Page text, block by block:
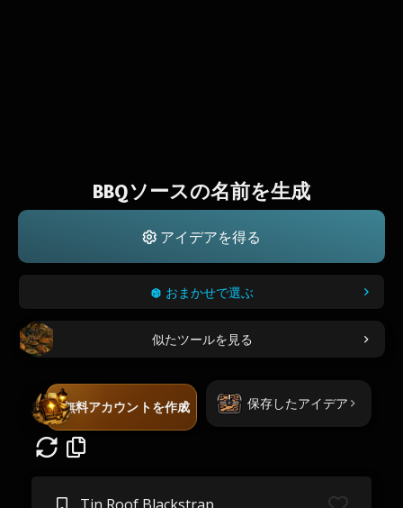
BBQソースの名前を生成
アイデアを得る
おまかせで選ぶ
似たツールを見る
無料アカウントを作成 保存したアイデア